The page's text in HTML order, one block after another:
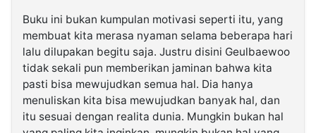
Buku ini bukan kumpulan motivasi seperti itu, yang
membuat kita merasa nyaman selama beberapa hari
lalu dilupakan begitu saja. Justru disini Geulbaewoo
tidak sekali pun memberikan jaminan bahwa kita
pasti bisa mewujudkan semua hal. Dia hanya
menuliskan kita bisa mewujudkan banyak hal, dan
itu sesuai dengan realita dunia. Mungkin bukan hal